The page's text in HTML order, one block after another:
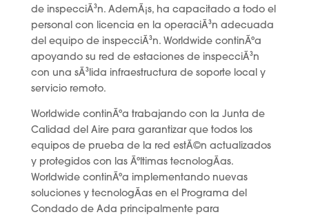
de inspecciÃ³n. AdemÃ¡s, ha capacitado a todo el
personal con licencia en la operaciÃ³n adecuada
del equipo de inspecciÃ³n. Worldwide continÃºa
apoyando su red de estaciones de inspecciÃ³n
con una sÃ³lida infraestructura de soporte local y
servicio remoto.
Worldwide continÃºa trabajando con la Junta de
Calidad del Aire para garantizar que todos los
equipos de prueba de la red estÃ©n actualizados
y protegidos con las Ãºltimas tecnologÃ­as.
Worldwide continÃºa implementando nuevas
soluciones y tecnologÃ­as en el Programa del
Condado de Ada principalmente para